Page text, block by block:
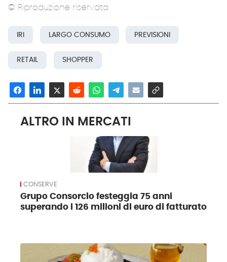
© Riproduzione riservata
IRI LARGO CONSUMO PREVISIONI
RETAIL SHOPPER
ALTRO IN MERCATI
CONSERVE
Grupo Consorcio festeggia 75 anni
superando i 126 milioni di euro di fatturato